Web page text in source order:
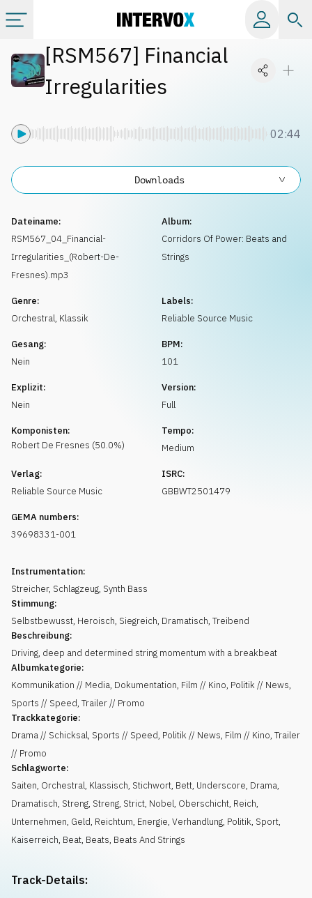
Kategorien
Info
Musikanfrage
[RSM567] Financial
Irregularities
02:44
Dateiname:
RSM567_04_Financial-
Irregularities_(Robert-De-
Fresnes).mp3
Album:
Corridors Of Power: Beats and
Strings
Genre:
Orchestral, Klassik
Labels:
Reliable Source Music
Gesang:
Nein
BPM:
101
Explizit:
Nein
Version:
Full
Komponisten:
Robert De Fresnes (50.0%)
Tempo:
Medium
Verlag:
Reliable Source Music
ISRC:
GBBWT2501479
GEMA numbers:
39698331-001
Instrumentation:
Streicher, Schlagzeug, Synth Bass
Stimmung:
Selbstbewusst, Heroisch, Siegreich, Dramatisch, Treibend
Beschreibung:
Driving, deep and determined string momentum with a breakbeat
Albumkategorie:
Kommunikation // Media, Dokumentation, Film // Kino, Politik // News,
Sports // Speed, Trailer // Promo
Trackkategorie:
Drama // Schicksal, Sports // Speed, Politik // News, Film // Kino, Trailer
// Promo
Schlagworte:
Saiten, Orchestral, Klassisch, Stichwort, Bett, Underscore, Drama,
Dramatisch, Streng, Streng, Strict, Nobel, Oberschicht, Reich,
Unternehmen, Geld, Reichtum, Energie, Verhandlung, Politik, Sport,
Kaiserreich, Beat, Beats, Beats And Strings
Downloads
Track-Details: